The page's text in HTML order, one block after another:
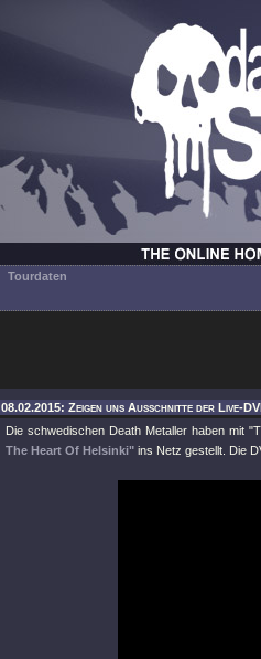
Tourdaten
08.02.2015: Zeigen uns Ausschnitte der Live-
Die schwedischen Death Metaller haben mit
The Heart Of Helsinki" ins Netz gestellt. Die